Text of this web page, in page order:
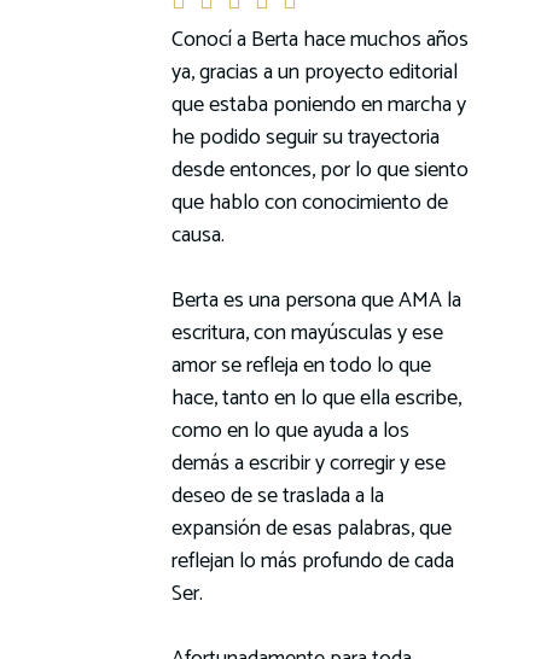
Conocí a Berta hace muchos años
ya, gracias a un proyecto editorial
que estaba poniendo en marcha y
he podido seguir su trayectoria
desde entonces, por lo que siento
que hablo con conocimiento de
causa.
Berta es una persona que AMA la
escritura, con mayúsculas y ese
amor se refleja en todo lo que
hace, tanto en lo que ella escribe,
como en lo que ayuda a los
demás a escribir y corregir y ese
deseo de se traslada a la
expansión de esas palabras, que
reflejan lo más profundo de cada
Ser.